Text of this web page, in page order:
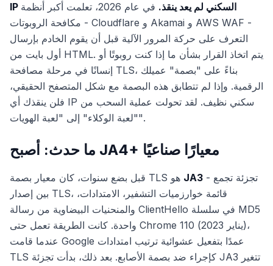
IP السكني لم يعد ينقذ.
في عام 2026، تعلمت أكبر أنظمة
مكافحة الروبوتات - Cloudflare و Akamai و AWS WAF -
التعرف على حركة المرور الآلية قبل أن يقوم الخادم بإرسال
أول بايت من HTML. يتم اتخاذ القرار بشأن ما إذا كنت روبوتًا أو
إنسانًا في مرحلة مصافحة TLS، بناءً على "بصمة" عميلك
الرقمية. وإذا لم تتطابق هذه البصمة مع شكل المتصفح الحقيقي،
فلن ينقذك أي IP سكني نظيف. لقد تحولت عملية السحب من
"لعبة الوكلاء" إلى "لعبة الهويات".
ما حدث: أصبح JA4+ معيارًا صناعيًا
JA3 - تجزئة تجمع
بين إصدار TLS، قائمة خوارزميات التشفير، الامتدادات،
والمنحنيات البيضاوية من رسالة ClientHello في سلسلة MD5
واحدة. كانت الطريقة تعمل حتى Chrome 110 (يناير 2023)،
عندما قامت Google عمدًا بتفعيل عشوائية ترتيب امتدادات
TLS كإجراء ضد بصمة الأصابع. بعد ذلك، بدأت تجزئة JA3 تتغير